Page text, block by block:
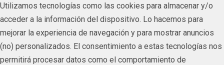
Utilizamos tecnologías como las cookies para almacenar y/o
acceder a la información del dispositivo. Lo hacemos para
mejorar la experiencia de navegación y para mostrar anuncios
(no) personalizados. El consentimiento a estas tecnologías nos
permitirá procesar datos como el comportamiento de